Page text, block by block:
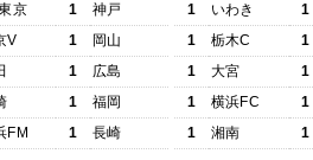
京 1
神戸
V 1
岡山
1
広島
1
福岡
FM 1 長崎
1
いわき
1
1
栃木C
1
1
大宮
1
1
横浜FC
1
1
湘南 1